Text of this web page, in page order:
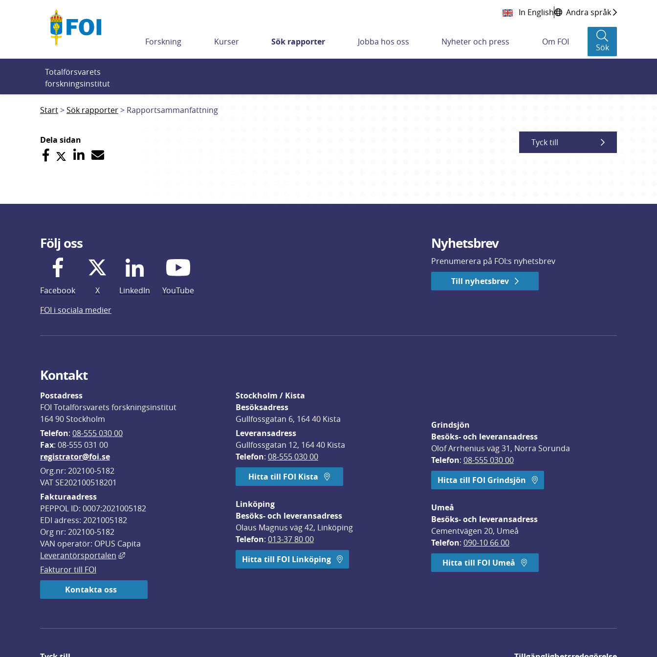
In English Andra språk
Forskning Kurser Sök rapporter Jobba hos oss Nyheter och press Om FOI
Sök
Totalförsvarets
forskningsinstitut
Start Sök rapporter Rapportsammanfattning
Dela sidan Tyck till
Följ oss
Facebook X LinkedIn
YouTube
FOI i sociala medier
Nyhetsbrev
Prenumerera på FOI:s nyhetsbrev
Till nyhetsbrev
Kontakt
Postadress
FOI Totalförsvarets forskningsinstitut
164 90 Stockholm
Telefon: 08-555 030 00
Fax: 08-555 031 00
registrator@foi.se
Org.nr: 202100-5182
VAT SE202100518201
Fakturaadress
PEPPOL ID: 0007:2021005182
EDI adress: 2021005182
Org nr: 202100-5182
VAN operatör: OPUS Capita
Leverantörsportalen
Länk till annan webbplats, öppnas i nytt fönster.
Fakturor till FOI
Kontakta oss
Stockholm / Kista
Besöksadress
Gullfossgatan 6, 164 40 Kista
Leveransadress
Gullfossgatan 12, 164 40 Kista
Telefon: 08-555 030 00
Hitta till FOI Kista
Linköping
Besöks- och leveransadress
Olaus Magnus väg 42, Linköping
Telefon: 013-37 80 00
Hitta till FOI Linköping
Grindsjön
Besöks- och leveransadress
Olof Arrhenius väg 31, Norra Sorunda
Telefon: 08-555 030 00
Hitta till FOI Grindsjön
Umeå
Besöks- och leveransadress
Cementvägen 20, Umeå
Telefon: 090-10 66 00
Hitta till FOI Umeå